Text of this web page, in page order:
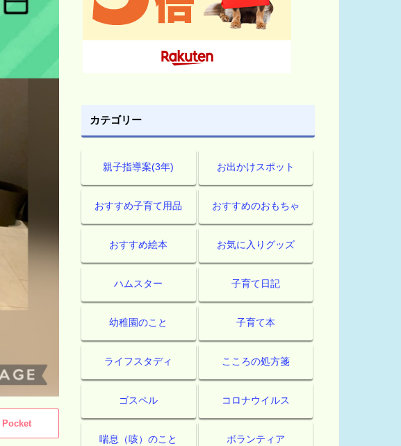
Pocket
カテゴリー
親子指導案(3年) お出かけスポット
おすすめ子育て用品 おすすめのおもちゃ
おすすめ絵本 お気に入りグッズ
ハムスター 子育て日記
幼稚園のこと 子育て本
ライフスタディ こころの処方箋
ゴスペル コロナウイルス
喘息（咳）のこと ボランティア